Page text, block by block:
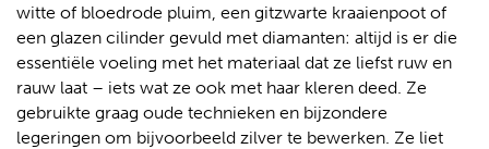
witte of bloedrode pluim, een gitzwarte kraaienpoot of
een glazen cilinder gevuld met diamanten: altijd is er die
essentiële voeling met het materiaal dat ze liefst ruw en
rauw laat – iets wat ze ook met haar kleren deed. Ze
gebruikte graag oude technieken en bijzondere
legeringen om bijvoorbeeld zilver te bewerken. Ze liet